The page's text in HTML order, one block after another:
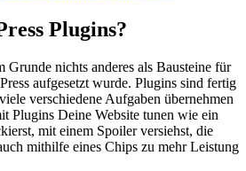
Plugins?
Grunde nichts anderes als Bausteine für
aufgesetzt wurde. Plugins sind fertig
verschiedene Aufgaben übernehmen
Plugins Deine Website tunen wie ein
mit einem Spoiler versiehst, die
mithilfe eines Chips zu mehr Leistung